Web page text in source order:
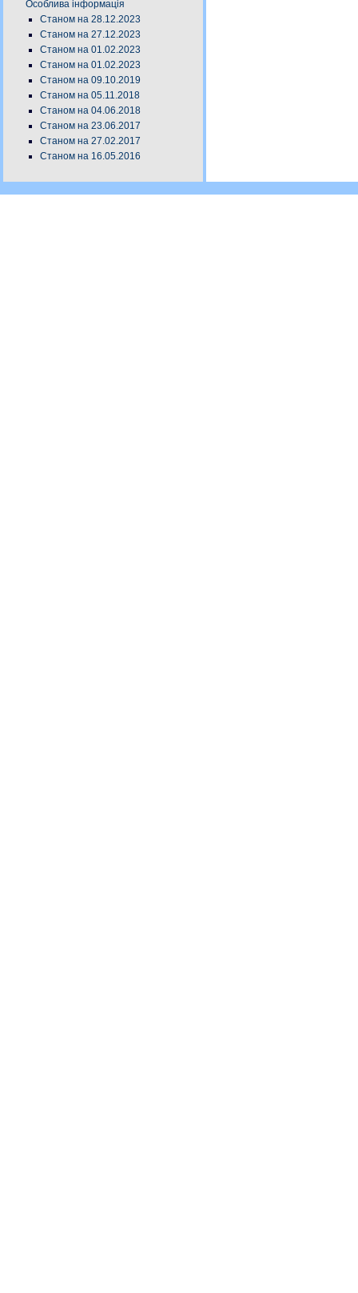
Особлива інформація
Станом на 28.12.2023
Станом на 27.12.2023
Станом на 01.02.2023
Станом на 01.02.2023
Станом на 09.10.2019
Станом на 05.11.2018
Станом на 04.06.2018
Станом на 23.06.2017
Станом на 27.02.2017
Станом на 16.05.2016